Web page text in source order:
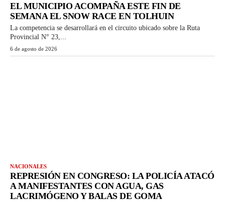
EL MUNICIPIO ACOMPAÑA ESTE FIN DE
SEMANA EL SNOW RACE EN TOLHUIN
La competencia se desarrollará en el circuito ubicado sobre la Ruta
Provincial N° 23,...
6 de agosto de 2026
NACIONALES
REPRESIÓN EN CONGRESO: LA POLICÍA ATACÓ
A MANIFESTANTES CON AGUA, GAS
LACRIMÓGENO Y BALAS DE GOMA